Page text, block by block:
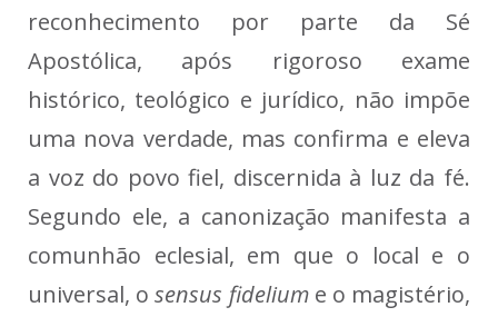
reconhecimento por parte da Sé
Apostólica, após rigoroso exame
histórico, teológico e jurídico, não impõe
uma nova verdade, mas confirma e eleva
a voz do povo fiel, discernida à luz da fé.
Segundo ele, a canonização manifesta a
comunhão eclesial, em que o local e o
universal, osensus fideliume o magistério,